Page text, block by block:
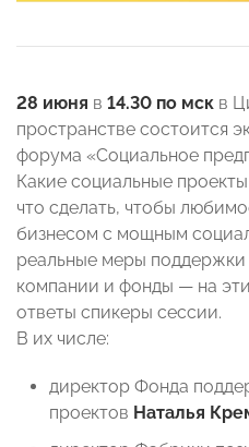
28 июня в 14.30 по мск в
пространстве состоится
форума «Социальное
Какие социальные
что сделать, чтобы
бизнесом с мощным
реальные меры
компании и фонды — на
ответы спикеры сессии.
В их числе:
директор Фонда
проектов Наталья